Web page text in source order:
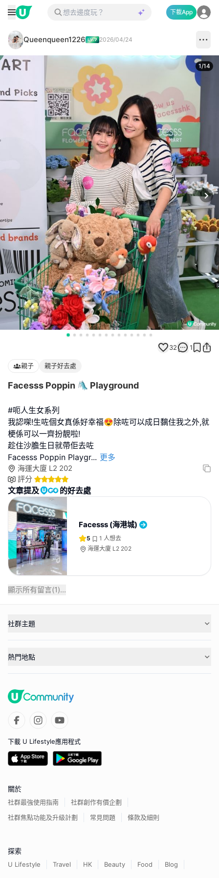
下載App
Queenqueen1226 2026/04/24
1/14
32 1
親子 親子好去處
Facesss Poppin 🛝 Playground
#呃人生女系列
我認㗎!生咗個女真係好幸福😍除咗可以成日黐住我之外,就
梗係可以一齊扮靚啦!
趁住沙膽生日就帶佢去咗
Facesss Poppin Playgr... 更多
海運大廈 L2 202
評分
文章提及 的好去處
Facesss (海港城)
5 1 人想去
海運大廈 L2 202
顯示所有留言(1)...
社群主題
熱門地點
下載 U Lifestyle應用程式
關於
社群最強使用指南
社群創作有價企劃
社群焦點功能及升級計劃
常見問題 條款及細則
探索
U Lifestyle Travel HK Beauty Food
Blog